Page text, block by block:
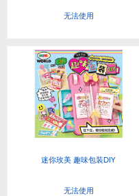
无法使用
迷你玫美 趣味包装DIY
无法使用